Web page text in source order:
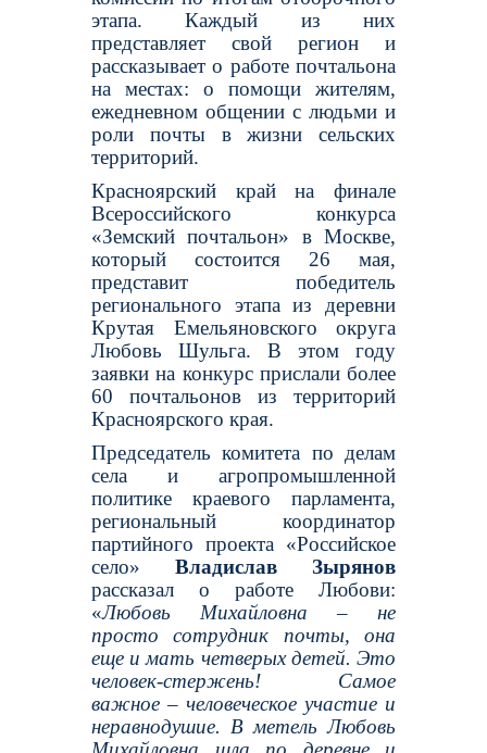
этапа. Каждый из них
представляет свой регион и
рассказывает о работе почтальона
на местах: о помощи жителям,
ежедневном общении с людьми и
роли почты в жизни сельских
территорий.
Красноярский край на финале
Всероссийского конкурса
«Земский почтальон» в Москве,
который состоится 26 мая,
представит победитель
регионального этапа из деревни
Крутая Емельяновского округа
Любовь Шульга. В этом году
заявки на конкурс прислали более
60 почтальонов из территорий
Красноярского края.
Председатель комитета по делам
села и агропромышленной
политике краевого парламента,
региональный координатор
партийного проекта «Российское
село» Владислав Зырянов
рассказал о работе Любови:
«Любовь Михайловна – не
просто сотрудник почты, она
еще и мать четверых детей. Это
человек-стержень! Самое
важное – человеческое участие и
неравнодушие. В метель Любовь